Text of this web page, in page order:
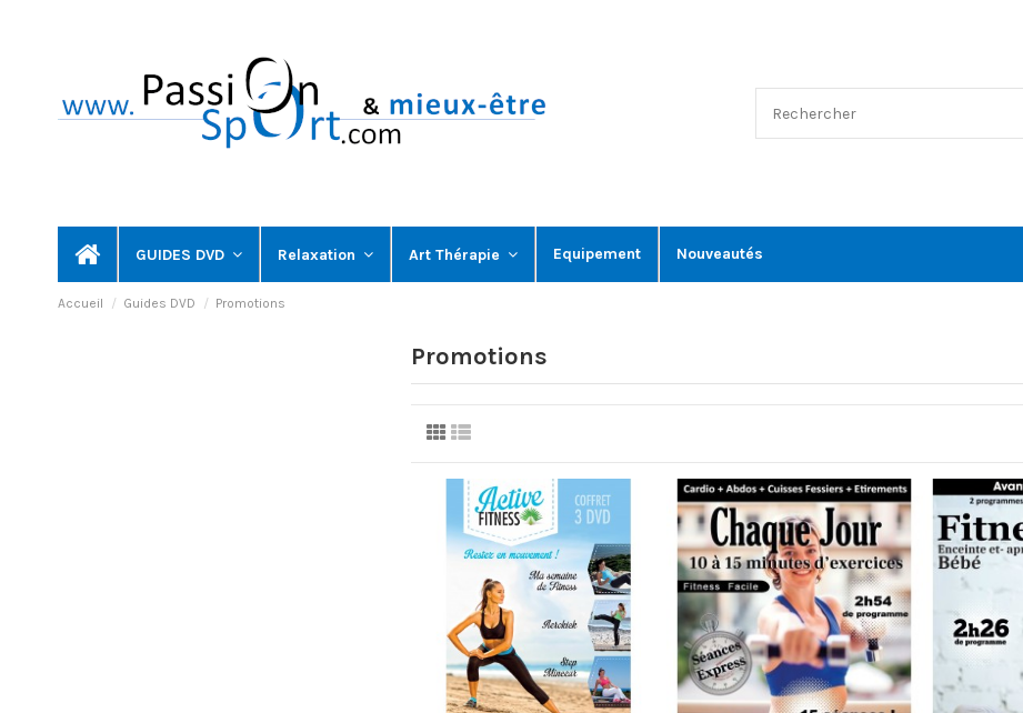
GUIDES DVD Relaxation Art Thérapie Equipement Nouveautés
Accueil Guides DVD Promotions
Promotions